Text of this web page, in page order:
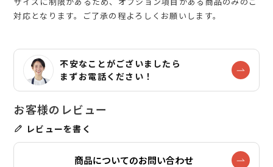
対応となります。ご了承の程よろしくお願いします。
不安なことがございましたら
まずお電話ください！
レビューを書く
商品についてのお問い合わせ